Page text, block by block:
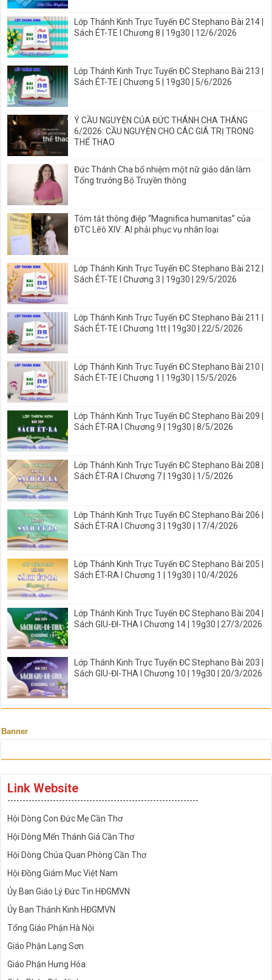
Lớp Thánh Kinh Trực Tuyến ĐC Stephano Bài 214 |
Sách ÉT-TE I Chương 8 | 19g30 | 12/6/2026
Lớp Thánh Kinh Trực Tuyến ĐC Stephano Bài 213 |
Sách ÉT-TE | Chương 5 | 19g30 | 5/6/2026
Ý CẦU NGUYỆN CỦA ĐỨC THÁNH CHA THÁNG
6/2026: CẦU NGUYỆN CHO CÁC GIÁ TRỊ TRONG
THỂ THAO
Đức Thánh Cha bổ nhiệm một nữ giáo dân làm
Tổng trưởng Bộ Truyền thông
Tóm tắt thông điệp “Magnifica humanitas” của
ĐTC Lêô XIV: AI phải phục vụ nhân loại
Lớp Thánh Kinh Trực Tuyến ĐC Stephano Bài 212 |
Sách ÉT-TE I Chương 3 | 19g30 | 29/5/2026
Lớp Thánh Kinh Trực Tuyến ĐC Stephano Bài 211 |
Sách ÉT-TE I Chương 1tt | 19g30 | 22/5/2026
Lớp Thánh Kinh Trực Tuyến ĐC Stephano Bài 210 |
Sách ÉT-TE I Chương 1 | 19g30 | 15/5/2026
Lớp Thánh Kinh Trực Tuyến ĐC Stephano Bài 209 |
Sách ÉT-RA I Chương 9 | 19g30 | 8/5/2026
Lớp Thánh Kinh Trực Tuyến ĐC Stephano Bài 208 |
Sách ÉT-RA I Chương 7 | 19g30 | 1/5/2026
Lớp Thánh Kinh Trực Tuyến ĐC Stephano Bài 206 |
Sách ÉT-RA I Chương 3 | 19g30 | 17/4/2026
Lớp Thánh Kinh Trực Tuyến ĐC Stephano Bài 205 |
Sách ÉT-RA I Chương 1 | 19g30 | 10/4/2026
Lớp Thánh Kinh Trực Tuyến ĐC Stephano Bài 204 |
Sách GIU-ĐI-THA I Chương 14 | 19g30 | 27/3/2026
Lớp Thánh Kinh Trực Tuyến ĐC Stephano Bài 203 |
Sách GIU-ĐI-THA I Chương 10 | 19g30 | 20/3/2026
Banner
Link Website
---------------------------------------------------------------
Hội Dòng Con Đức Mẹ Cần Thơ
Hội Dòng Mến Thánh Giá Cần Thơ
Hội Dòng Chúa Quan Phòng Cần Thơ
Hội Đồng Giám Mục Việt Nam
Ủy Ban Giáo Lý Đức Tin HĐGMVN
Ủy Ban Thánh Kinh HĐGMVN
Tổng Giáo Phận Hà Nội
Giáo Phận Lạng Sơn
Giáo Phận Hưng Hóa